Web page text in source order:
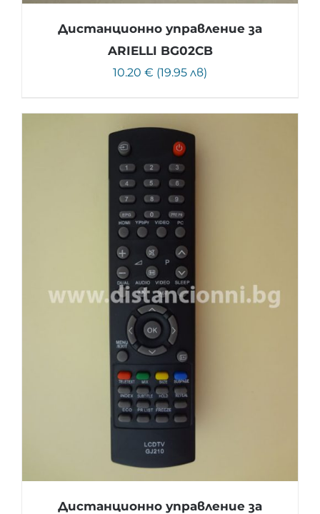
Дистанционно управление за
ARIELLI BG02CB
10.20 € (19.95 лв)
Дистанционно управление за